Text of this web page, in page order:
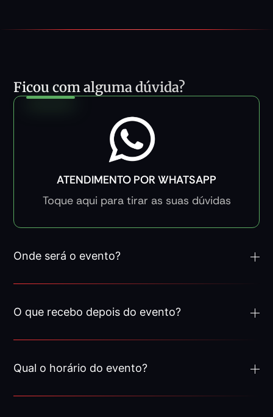
Ficou com alguma dúvida?
ATENDIMENTO POR WHATSAPP
Toque aqui para tirar as suas dúvidas
Onde será o evento?
O que recebo depois do evento?
Qual o horário do evento?